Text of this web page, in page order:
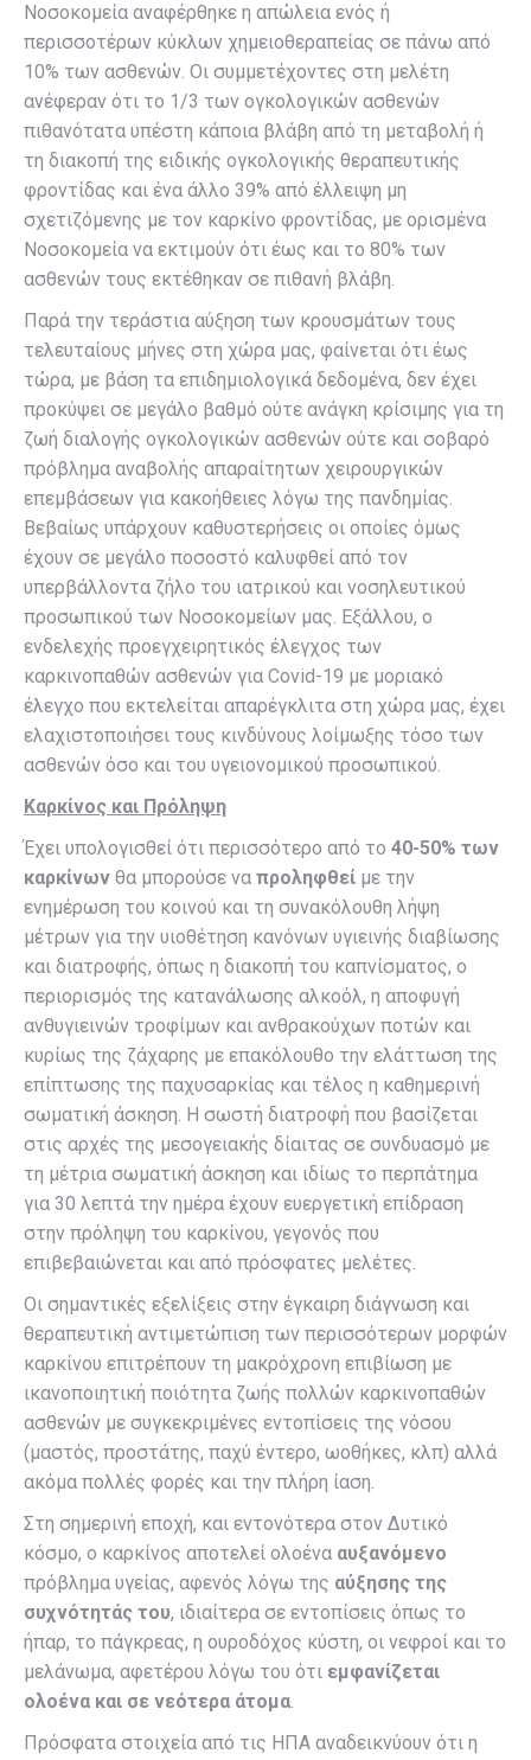
Νοσοκομεία αναφέρθηκε η απώλεια ενός ή
περισσοτέρων κύκλων χημειοθεραπείας σε πάνω από
10% των ασθενών. Οι συμμετέχοντες στη μελέτη
ανέφεραν ότι το 1/3 των ογκολογικών ασθενών
πιθανότατα υπέστη κάποια βλάβη από τη μεταβολή ή
τη διακοπή της ειδικής ογκολογικής θεραπευτικής
φροντίδας και ένα άλλο 39% από έλλειψη μη
σχετιζόμενης με τον καρκίνο φροντίδας, με ορισμένα
Νοσοκομεία να εκτιμούν ότι έως και το 80% των
ασθενών τους εκτέθηκαν σε πιθανή βλάβη.
Παρά την τεράστια αύξηση των κρουσμάτων τους
τελευταίους μήνες στη χώρα μας, φαίνεται ότι έως
τώρα, με βάση τα επιδημιολογικά δεδομένα, δεν έχει
προκύψει σε μεγάλο βαθμό ούτε ανάγκη κρίσιμης για τη
ζωή διαλογής ογκολογικών ασθενών ούτε και σοβαρό
πρόβλημα αναβολής απαραίτητων χειρουργικών
επεμβάσεων για κακοήθειες λόγω της πανδημίας.
Βεβαίως υπάρχουν καθυστερήσεις οι οποίες όμως
έχουν σε μεγάλο ποσοστό καλυφθεί από τον
υπερβάλλοντα ζήλο του ιατρικού και νοσηλευτικού
προσωπικού των Νοσοκομείων μας. Εξάλλου, ο
ενδελεχής προεγχειρητικός έλεγχος των
καρκινοπαθών ασθενών για Covid-19 με μοριακό
έλεγχο που εκτελείται απαρέγκλιτα στη χώρα μας, έχει
ελαχιστοποιήσει τους κινδύνους λοίμωξης τόσο των
ασθενών όσο και του υγειονομικού προσωπικού.
Καρκίνος και Πρόληψη
Έχει υπολογισθεί ότι περισσότερο από το 40-50% των
καρκίνων θα μπορούσε να προληφθεί με την
ενημέρωση του κοινού και τη συνακόλουθη λήψη
μέτρων για την υιοθέτηση κανόνων υγιεινής διαβίωσης
και διατροφής, όπως η διακοπή του καπνίσματος, ο
περιορισμός της κατανάλωσης αλκοόλ, η αποφυγή
ανθυγιεινών τροφίμων και ανθρακούχων ποτών και
κυρίως της ζάχαρης με επακόλουθο την ελάττωση της
επίπτωσης της παχυσαρκίας και τέλος η καθημερινή
σωματική άσκηση. Η σωστή διατροφή που βασίζεται
στις αρχές της μεσογειακής δίαιτας σε συνδυασμό με
τη μέτρια σωματική άσκηση και ιδίως το περπάτημα
για 30 λεπτά την ημέρα έχουν ευεργετική επίδραση
στην πρόληψη του καρκίνου, γεγονός που
επιβεβαιώνεται και από πρόσφατες μελέτες.
Οι σημαντικές εξελίξεις στην έγκαιρη διάγνωση και
θεραπευτική αντιμετώπιση των περισσότερων μορφών
καρκίνου επιτρέπουν τη μακρόχρονη επιβίωση με
ικανοποιητική ποιότητα ζωής πολλών καρκινοπαθών
ασθενών με συγκεκριμένες εντοπίσεις της νόσου
(μαστός, προστάτης, παχύ έντερο, ωοθήκες, κλπ) αλλά
ακόμα πολλές φορές και την πλήρη ίαση.
Στη σημερινή εποχή, και εντονότερα στον Δυτικό
κόσμο, ο καρκίνος αποτελεί ολοένα αυξανόμενο
πρόβλημα υγείας, αφενός λόγω της αύξησης της
συχνότητάς του, ιδιαίτερα σε εντοπίσεις όπως το
ήπαρ, το πάγκρεας, η ουροδόχος κύστη, οι νεφροί και το
μελάνωμα, αφετέρου λόγω του ότι εμφανίζεται
ολοένα και σε νεότερα άτομα.
Πρόσφατα στοιχεία από τις ΗΠΑ αναδεικνύουν ότι η